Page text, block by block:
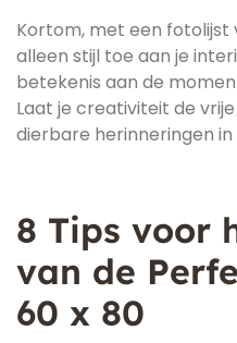
Kortom, met een fotolijst
alleen stijl toe aan je
betekenis aan de
Laat je creativiteit de
dierbare herinneringen
8 Tips voor
van de
60 x 80